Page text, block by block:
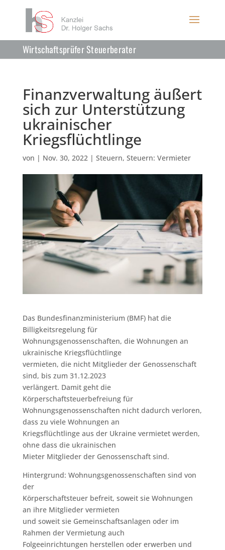
Wirtschaftsprüfer Steuerberater
Finanzverwaltung äußert
sich zur Unterstützung
ukrainischer
Kriegsflüchtlinge
von | Nov. 30, 2022| Steuern, Steuern: Vermieter
Das Bundesfinanzministerium (BMF) hat die
Billigkeitsregelung für
Wohnungsgenossenschaften, die Wohnungen an
ukrainische Kriegsflüchtlinge
vermieten, die nicht Mitglieder der Genossenschaft
sind, bis zum 31.12.2023
verlängert. Damit geht die
Körperschaftsteuerbefreiung für
Wohnungsgenossenschaften nicht dadurch verloren,
dass zu viele Wohnungen an
Kriegsflüchtlinge aus der Ukraine vermietet werden,
ohne dass die ukrainischen
Mieter Mitglieder der Genossenschaft sind.
Hintergrund: Wohnungsgenossenschaften sind von
der
Körperschaftsteuer befreit, soweit sie Wohnungen
an ihre Mitglieder vermieten
und soweit sie Gemeinschaftsanlagen oder im
Rahmen der Vermietung auch
Folgeeinrichtungen herstellen oder erwerben und